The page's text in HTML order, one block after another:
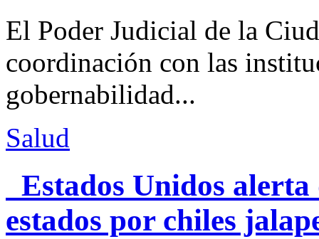
El Poder Judicial de la
coordinación con las
gobernabilidad...
Salud
Estados Unidos alerta
estados por chiles